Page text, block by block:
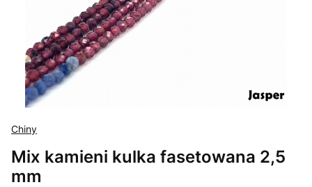
Chiny
Mix kamieni kulka fasetowana 2,5
mm